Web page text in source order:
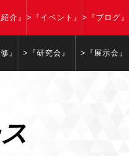
介』 >『イベント』 >『ブログ』
』 >『研究会』 >『展示会』